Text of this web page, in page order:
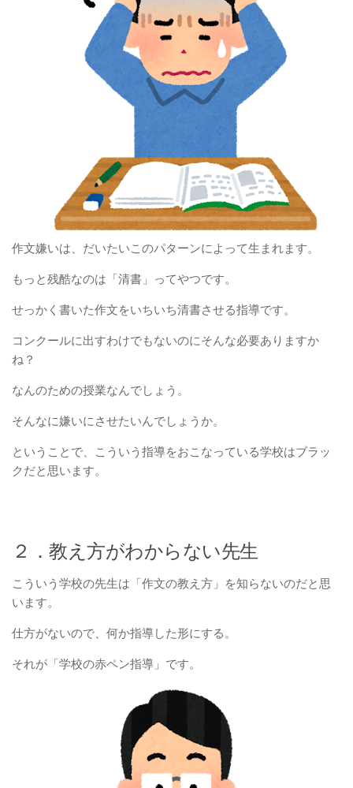
作文嫌いは、だいたいこのパターンによって生まれます。
もっと残酷なのは「清書」ってやつです。
せっかく書いた作文をいちいち清書させる指導です。
コンクールに出すわけでもないのにそんな必要ありますか
ね？
なんのための授業なんでしょう。
そんなに嫌いにさせたいんでしょうか。
ということで、こういう指導をおこなっている学校はブラッ
クだと思います。
２．教え方がわからない先生
こういう学校の先生は「作文の教え方」を知らないのだと思
います。
仕方がないので、何か指導した形にする。
それが「学校の赤ペン指導」です。